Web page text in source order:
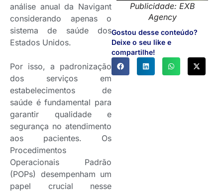
Publicidade: EXB
Agency
Gostou desse conteúdo?
Deixe o seu like e
compartilhe!
análise anual da Navigant
considerando apenas o
sistema de saúde dos
Estados Unidos.
Por isso, a padronização
dos serviços em
estabelecimentos de
saúde é fundamental para
garantir qualidade e
segurança no atendimento
aos pacientes. Os
Procedimentos
Operacionais Padrão
(POPs) desempenham um
papel crucial nesse